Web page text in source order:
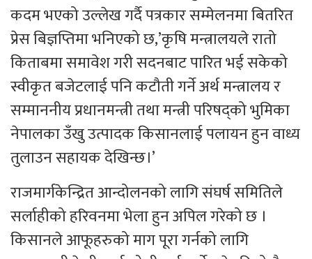
कदम भएको उल्लेख गर्दै पत्रकार सम्मेलनमा बितरित
प्रेस बिज्ञप्तिमा भनिएको छ,’कृषि मन्त्रालयले रातो
किताबमा समावेश गरी सदनबाट पारित भई सकेको
स्वीकृत बजेटलाई पनि कटौती गर्ने अर्थ मन्त्रालय र
सम्माननीय प्रधानमन्त्री तथा मन्त्री परिषद्‌को भुमिका
नेपालका उँखु उत्पादक किसानलाई पलायन हुन वाध्य
तुलाउन सहायक देखिन्छ।’
राजमार्गकेन्द्रित आन्दोलनको लागि संघर्ष समितिले
सर्लाहीको हरिवनमा भेला हुन अपिल गरेको छ ।
किसानले आफूहरुको माग पूरा गर्नको लागि